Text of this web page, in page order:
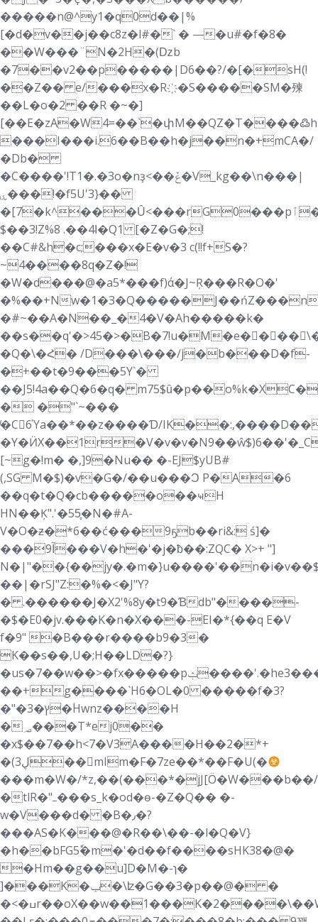
�����n@^y1�q0d��|%
[�d�v��j��c8z�l#�` � ⸻�u#�f�8�
��W���¨N�2H�(ǲb
�7��v2��p�����|D6��?/�[�sH(!
��Z�� e/���x�R҉�S�����SM�㱫
��L�o�2 ��R �~�]
[��E�zA�W4=��`�փM��QZ�T����߷h
���I���i.6��B��h�j��n�+mCA�/
�Db�
�C����'!T1�.�3o�nҙ<��ݞ�V_kg��\n���|
ۑ���!�f5U'3}��
�[7�k^���Ȗ<���rG0���pٱ�ϐ��ӌ$=̛bWJw�X��~��"_
$��3!Z%8 .��4ߊ�Q1 [�Z�G�;!
��C#&h�c;���x�E�v�3 c(!!f+S�?
~4����8q�Z�!
�W�d���@�a5*���f)ά�J~Ŗ���R�O�'
�%��+N
�#~��A�N��_�4�V�Ah�����k�
�Q�\�Հ� /D���\���/j�b���D�f-
�+��t�9���5Y`�
��J5!4a��Q�6�q�
� �"`~���
̸�C6Ύa��*��z����Ɗ/
�Y�ӤX��1r
[~g�!m� �,]9�Nu�� �-EJ$yUB#
(,SG M�$)�v�G�/��u���Ɔ P�A�6
��q�t�Q�cb�����o��ҹH
HN��Ķ".'�55̥�N�#A-
V�O�ƶ�*6��ć���9ҕb��ri&: ś]�
���آ9���V�h�'�j�ƀ��:ZQC� X>+ "]
��|�rSJ"Z:�%�<�J"Y?
� .������J�X2'%8y�t9�Ɓdb"����-
�$�E0�jv.���K�n�X���-EI�*{��q Ε�V
f�9" �B���r����b9�3�
K��s��,U�;H��LD�?}
�us�7��w��>�fx�����pݑ����'.�he3���
��+g����`H6�OL�0 �����f�3?
�"�ץ�3�ؑHwnz����H
�؃���T*ej0��
�x$��7��h<7�V3A����H��2�*+
�(3ڸ��mIm�F�7ze��*��F�U(�
���m�W�/*z,��(���*�jJ[Ö�W���b��/
�tlR�"ߺ���s_k�od�ѳ-�Z�Q�� �-
w�V���d� �B�٫�?
���AS�K���@�R��\��-�l�Q�V}
�h��bFG5ٗ�m�'�d��f����sHK38�@�
�Hm��g��u]D�M�-ɿ�
]���K�ݕ�\ʫ�G��3�p��@� �
�<�ߎr��oX��w��1���K�2����\��W�&�w_�C��Vg�n�h{/